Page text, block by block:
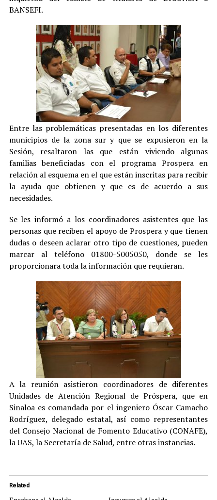
BANSEFI.
Entre las problemáticas presentadas en los diferentes
municipios de la zona sur y que se expusieron en la
Sesión, resaltaron las que están viviendo algunas
familias beneficiadas con el programa Prospera en
relación al esquema en el que están inscritas para recibir
la ayuda que obtienen y que es de acuerdo a sus
necesidades.
Se les informó a los coordinadores asistentes que las
personas que reciben el apoyo de Prospera y que tienen
dudas o deseen aclarar otro tipo de cuestiones, pueden
marcar al teléfono 01800-5005050, donde se les
proporcionara toda la información que requieran.
A la reunión asistieron coordinadores de diferentes
Unidades de Atención Regional de Próspera, que en
Sinaloa es comandada por el ingeniero Óscar Camacho
Rodríguez, delegado estatal, así como representantes
del Consejo Nacional de Fomento Educativo (CONAFE),
la UAS, la Secretaría de Salud, entre otras instancias.
Related